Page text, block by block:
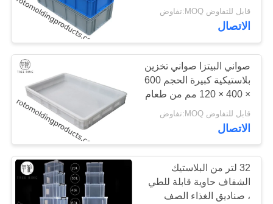
230mm
قابل للتفاوض MOQ:تفاوض
الاتصال
صواني البيتزا صواني تخزين
بلاستيكية كبيرة الحجم 600
× 400 × 120 مم من طعام
الصف
قابل للتفاوض MOQ:تفاوض
الاتصال
32 لتر من البلاستيك
الشفاف حاوية قابلة للطي
، صناديق الغذاء الصف